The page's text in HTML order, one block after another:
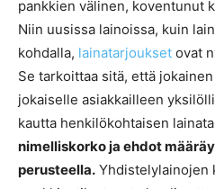
pankkien välinen, koventunut
Niin uusissa lainoissa, kuin
kohdalla, lainatarjoukset ovat
Se tarkoittaa sitä, että
jokaiselle asiakkailleen
kautta henkilökohtaisen
nimelliskorko ja ehdot
perusteella. Yhdistelylainojen